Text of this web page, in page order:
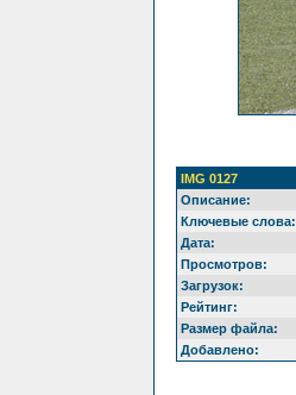
IMG 0127
Описание:
Ключевые слова:
Дата:
Просмотров:
Загрузок:
Рейтинг:
Размер файла:
Добавлено: